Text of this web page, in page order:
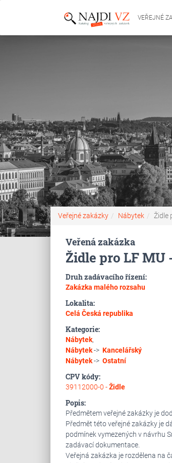
VEŘEJNÉ
Veřejné zakázky Nábytek Židle
Veřená zakázka
Židle pro LF MU
Druh zadávacího řízení:
Zakázka malého rozsahu
Lokalita:
Celá Česká republika
Kategorie:
Nábytek,
Nábytek-> Kancelářský
Nábytek-> Ostatní
CPV kódy:
39112000-0 -Židle
Popis:
Předmětem veřejné zakázky je
Předmět této veřejné zakázky je
podmínek vymezených v návrhu
zadávací dokumentace.
Veřejná zakázka je rozdělena na